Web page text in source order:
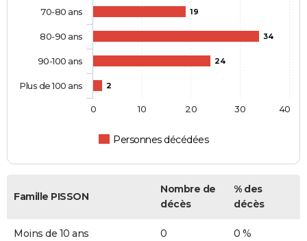
19
34
24
2
Personnes décédées
70-80 ans
80-90 ans
90-100 ans
Plus de 100 ans
0 10 20 30 40
Famille PISSON
Nombre de
décès
% des
décès
Moins de 10 ans 0 0 %